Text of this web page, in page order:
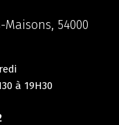
54000
à 19H30